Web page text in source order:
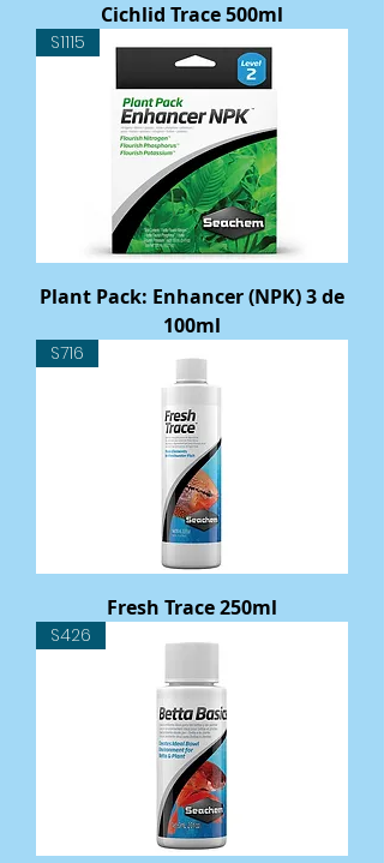
Cichlid Trace 500ml
S1115
Plant Pack: Enhancer (NPK) 3 de
100ml
S716
Fresh Trace 250ml
S426